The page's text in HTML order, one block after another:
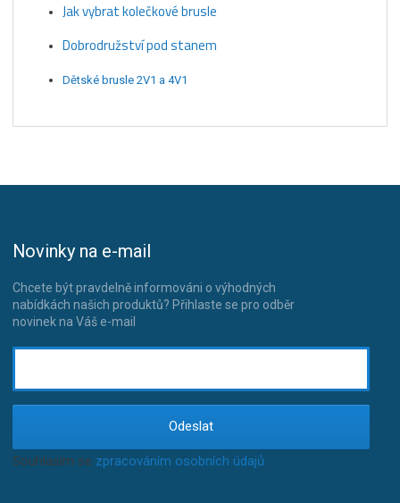
Jak vybrat kolečkové brusle
Dobrodružství pod stanem
Dětské brusle 2V1 a 4V1
Novinky na e-mail
Chcete být pravdelně informováni o výhodných
nabídkách našich produktů? Přihlaste se pro odběr
novinek na Váš e-mail
Odeslat
Souhlasím se zpracováním osobních údajů.